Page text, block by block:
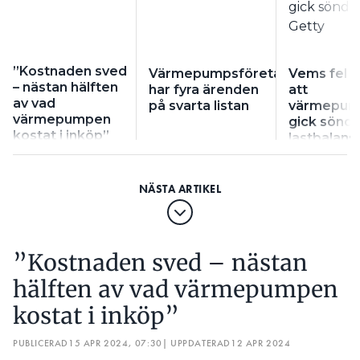
”Kostnaden sved
– nästan hälften
av vad
värmepumpen
kostat i inköp”
Värmepumpsföretaget
har fyra ärenden
på svarta listan
Vems fel
att
gick
gick
”Kostnaden sved – nästan
hälften av vad värmepumpen
kostat i inköp”
PUBLICERAD 15 APR 2024, 07:30 | UPPDATERAD 12 APR 2024